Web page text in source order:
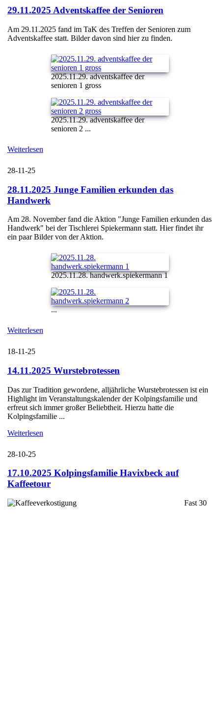
29.11.2025 Adventskaffee der Senioren
Am 29.11.2025 fand im TaK des Treffen der Senioren zum
Adventskaffee statt. Bilder davon sind hier zu finden.
2025.11.29. adventskaffee der
senioren 1 gross
2025.11.29. adventskaffee der
senioren 2 ...
Weiterlesen
28-11-25
28.11.2025 Junge Familien erkunden das
Handwerk
Am 28. November fand die Aktion "Junge Familien erkunden das
Handwerk" bei der Tischlerei Spiekermann statt. Hier findet ihr
ein paar Bilder von der Aktion.
2025.11.28. handwerk.spiekermann 1
...
Weiterlesen
18-11-25
14.11.2025 Wurstebrotessen
Das zur Tradition gewordene, alljährliche Wurstebrotessen ist ein
Highlight im Veranstaltungskalender der Kolpingsfamilie und
erfreut sich immer großer Beliebtheit. Hierzu hatte die
Kolpingsfamilie ...
Weiterlesen
28-10-25
17.10.2025 Kolpingsfamilie Havixbeck auf
Kaffeetour
Fast 30